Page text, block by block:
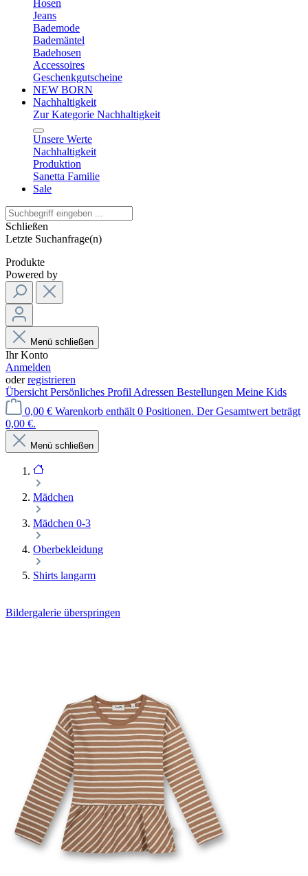
Hosen
Jeans
Bademode
Bademäntel
Badehosen
Accessoires
Geschenkgutscheine
NEW BORN
Nachhaltigkeit
Zur Kategorie Nachhaltigkeit
Unsere Werte
Nachhaltigkeit
Produktion
Sanetta Familie
Sale
Schließen
Letzte Suchanfrage(n)
Produkte
Powered by
Menü schließen
Ihr Konto
Anmelden
oderregistrieren
Übersicht Persönliches Profil Adressen Bestellungen Meine Kids
0,00 € Warenkorb enthält 0 Positionen. Der Gesamtwert beträgt
0,00 €.
Menü schließen
Mädchen
Mädchen 0-3
Oberbekleidung
Shirts langarm
Bildergalerie überspringen